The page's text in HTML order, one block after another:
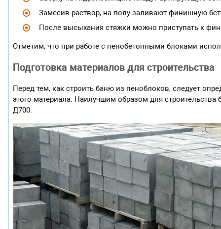
Замесив раствор, на полу заливают финишную
После высыхания стяжки можно приступать к
Отметим, что при работе с пенобетонными блоками
Подготовка материалов для строительства
Перед тем, как строить баню из пеноблоков, следует
этого материала. Наилучшим образом для
Д700.